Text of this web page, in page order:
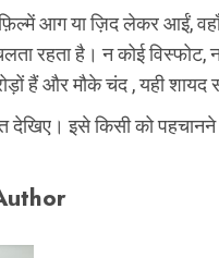
आग या ज़िद लेकर आईं,
रहता है। न कोई
हैं और मौके चंद , यही शायद
देखिए। इसे किसी को